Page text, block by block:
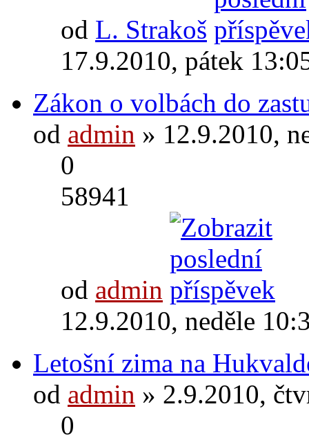
od L. Strakoš
17.9.2010, pátek
Zákon o volbách do
od admin » 12.9.2010,
0
58941
od admin
12.9.2010, neděle
Letošní zima na
od admin » 2.9.2010,
0